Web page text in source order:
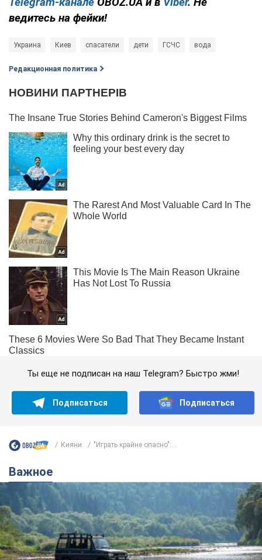
ведитесь на фейки!
Украина Киев спасатели дети ГСЧС вода
Редакционная политика
Ты еще не подписан на наш Telegram? Быстро жми!
Подписаться Подписаться
Кияни "Играть крайне опасно":...
Важное